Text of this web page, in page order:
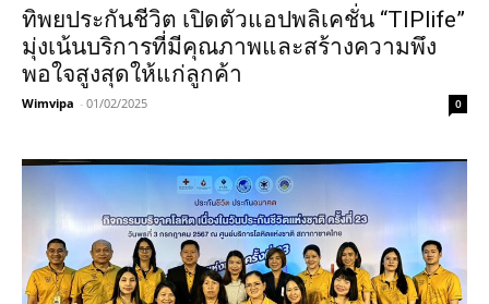
ทิพยประกันชีวิต เปิดตัวแอปพลิเคชั่น “TIPlife”
มุ่งเน้นบริการที่มีคุณภาพและสร้างความพึง
พอใจสูงสุดให้แก่ลูกค้า
Wimvipa - 01/02/2025 0